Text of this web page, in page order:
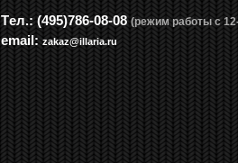
Tел.: (495)786-08-08 (режим работы с
email: zakaz@illaria.ru